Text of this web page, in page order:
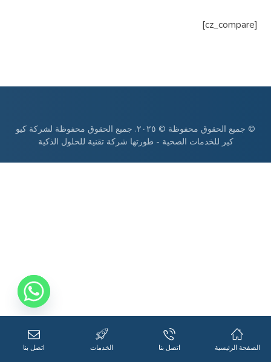
[cz_compare]
© جميع الحقوق محفوظة © ٢٠٢٥. جميع الحقوق محفوظة لشركة كيو
كير للخدمات الصحية - طورتها شركة تقنية للحلول الذكية
الصفحة الرئيسية اتصل بنا الخدمات اتصل بنا